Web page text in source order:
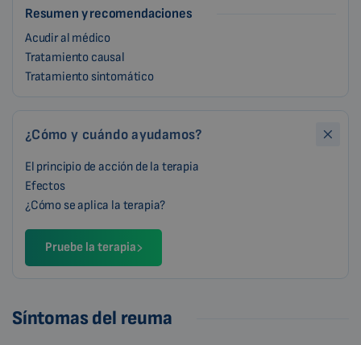
Resumen y recomendaciones
Acudir al médico
Tratamiento causal
Tratamiento sintomático
¿Cómo y cuándo ayudamos?
El principio de acción de la terapia
Efectos
¿Cómo se aplica la terapia?
Pruebe la terapia
Síntomas del reuma